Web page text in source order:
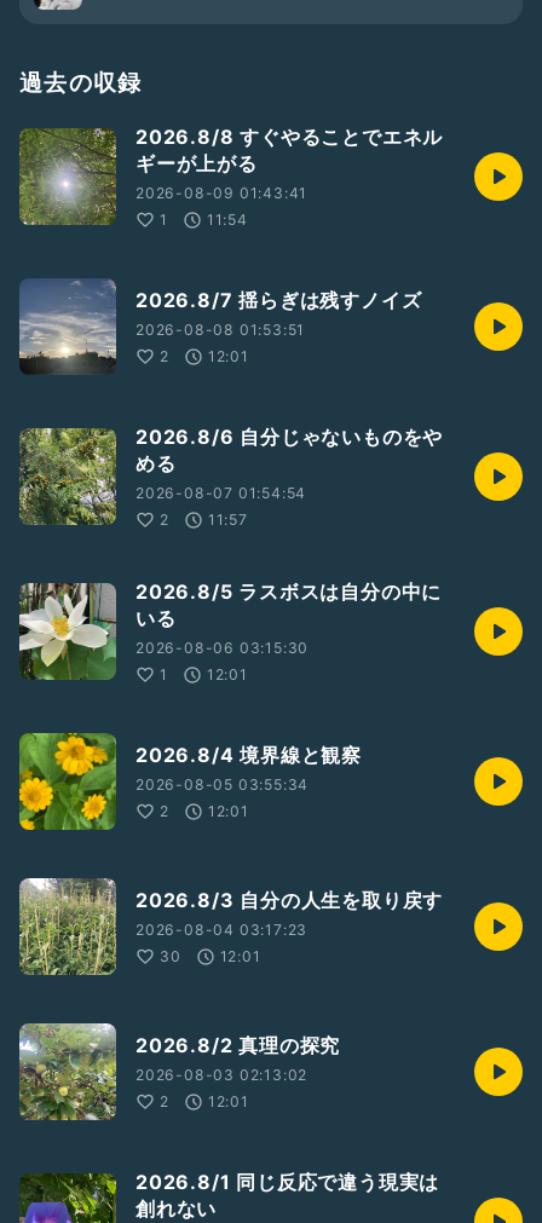
#エネルギー
#浄化
過去の収録
2026.8/8 すぐやることでエネル
ギーが上がる
2026-08-09 01:43:41
1
11:54
2026.8/7 揺らぎは残すノイズ
2026-08-08 01:53:51
2
12:01
2026.8/6 自分じゃないものをや
める
2026-08-07 01:54:54
2
11:57
2026.8/5 ラスボスは自分の中に
いる
2026-08-06 03:15:30
1
12:01
2026.8/4 境界線と観察
2026-08-05 03:55:34
2
12:01
2026.8/3 自分の人生を取り戻す
2026-08-04 03:17:23
30
12:01
2026.8/2 真理の探究
2026-08-03 02:13:02
2
12:01
2026.8/1 同じ反応で違う現実は
創れない